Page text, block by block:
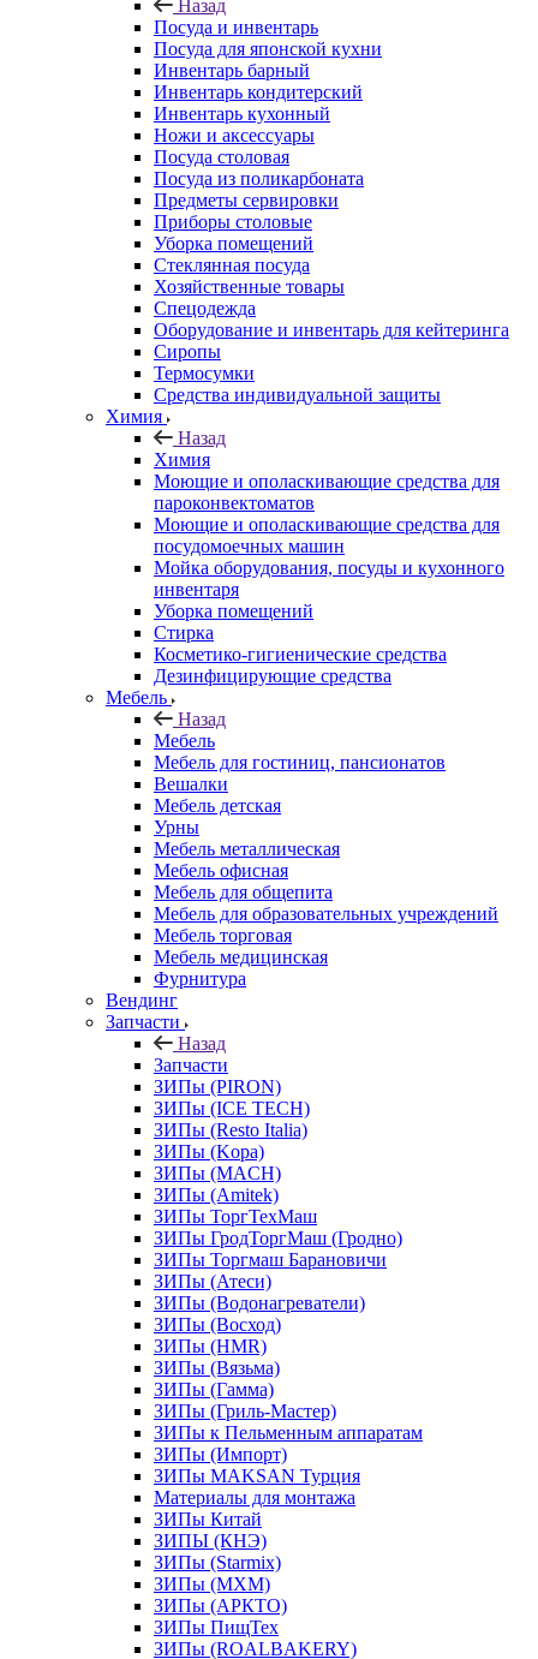
Назад
Посуда и инвентарь
Посуда для японской кухни
Инвентарь барный
Инвентарь кондитерский
Инвентарь кухонный
Ножи и аксессуары
Посуда столовая
Посуда из поликарбоната
Предметы сервировки
Приборы столовые
Уборка помещений
Стеклянная посуда
Хозяйственные товары
Спецодежда
Оборудование и инвентарь для кейтеринга
Сиропы
Термосумки
Средства индивидуальной защиты
Химия
Назад
Химия
Моющие и ополаскивающие средства для
пароконвектоматов
Моющие и ополаскивающие средства для
посудомоечных машин
Мойка оборудования, посуды и кухонного
инвентаря
Уборка помещений
Стирка
Косметико-гигиенические средства
Дезинфицирующие средства
Мебель
Назад
Мебель
Мебель для гостиниц, пансионатов
Вешалки
Мебель детская
Урны
Мебель металлическая
Мебель офисная
Мебель для общепита
Мебель для образовательных учреждений
Мебель торговая
Мебель медицинская
Фурнитура
Вендинг
Запчасти
Назад
Запчасти
ЗИПы (PIRON)
ЗИПы (ICE TECH)
ЗИПы (Resto Italia)
ЗИПы (Kopa)
ЗИПы (MACH)
ЗИПы (Amitek)
ЗИПы ТоргТехМаш
ЗИПы ГродТоргМаш (Гродно)
ЗИПы Торгмаш Барановичи
ЗИПы (Атеси)
ЗИПы (Водонагреватели)
ЗИПы (Восход)
ЗИПы (HMR)
ЗИПы (Вязьма)
ЗИПы (Гамма)
ЗИПы (Гриль-Мастер)
ЗИПы к Пельменным аппаратам
ЗИПы (Импорт)
ЗИПы MAKSAN Турция
Материалы для монтажа
ЗИПы Китай
ЗИПЫ (КНЭ)
ЗИПы (Starmix)
ЗИПы (МХМ)
ЗИПы (АРКТО)
ЗИПы ПищТех
ЗИПы (ROALBAKERY)